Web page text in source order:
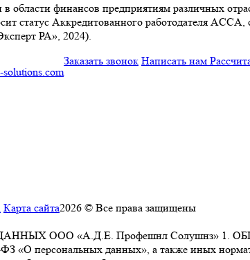
области финансов предприятиям различных
Аккредитованного работодателя ACCA,
РА», 2024).
solutions.com
Заказать звонок Написать нам
Карта сайта2026 © Все права защищены
«А.Д.Е. Профешнл Солушнз» 1. ОБЩИЕ
«О персональных данных», а также иных